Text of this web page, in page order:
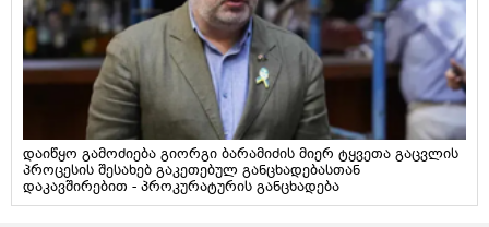
დაიწყო გამოძიება გიორგი ბარამიძის მიერ ტყვეთა გაცვლის
პროცესის შესახებ გაკეთებულ განცხადებასთან
დაკავშირებით - პროკურატურის განცხადება